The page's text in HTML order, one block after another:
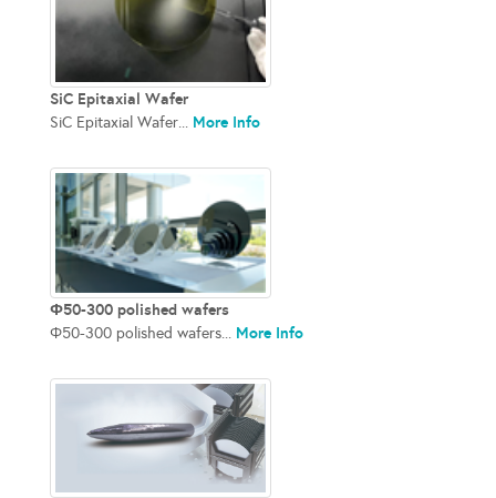
SiC Epitaxial Wafer
SiC Epitaxial Wafer... More Info
Φ50-300 polished wafers
Φ50-300 polished wafers... More Info